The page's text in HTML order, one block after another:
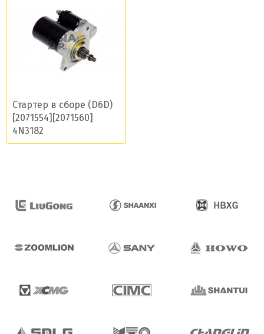
Стартер в сборе (D6D)
[2071554][2071560]
4N3182